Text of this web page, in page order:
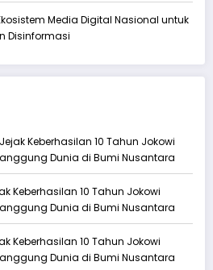
Media Digital Nasional untuk
Disinformasi
Jejak Keberhasilan 10 Tahun Jokowi
Dunia di Bumi Nusantara
Keberhasilan 10 Tahun Jokowi
Dunia di Bumi Nusantara
Keberhasilan 10 Tahun Jokowi
Dunia di Bumi Nusantara